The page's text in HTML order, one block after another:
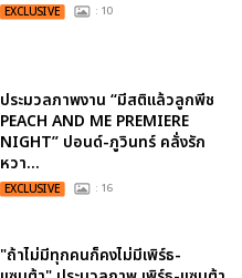
EXCLUSIVE : 10
ประมวลภาพงาน “มีสติแล้วลูกพีช
PEACH AND ME PREMIERE
NIGHT” ปอนด์-ภูวินทร์ คลั่งรัก
หวา...
EXCLUSIVE : 16
"ถ้าไม่มีทุกคนก็คงไม่มีเพิร์ธ-